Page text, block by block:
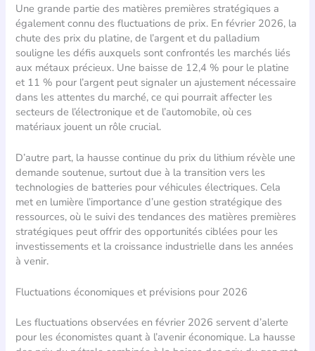
Une grande partie des matières premières stratégiques a
également connu des fluctuations de prix. En février 2026, la
chute des prix du platine, de l’argent et du palladium
souligne les défis auxquels sont confrontés les marchés liés
aux métaux précieux. Une baisse de 12,4 % pour le platine
et 11 % pour l’argent peut signaler un ajustement nécessaire
dans les attentes du marché, ce qui pourrait affecter les
secteurs de l’électronique et de l’automobile, où ces
matériaux jouent un rôle crucial.
D’autre part, la hausse continue du prix du lithium révèle une
demande soutenue, surtout due à la transition vers les
technologies de batteries pour véhicules électriques. Cela
met en lumière l’importance d’une gestion stratégique des
ressources, où le suivi des tendances des matières premières
stratégiques peut offrir des opportunités ciblées pour les
investissements et la croissance industrielle dans les années
à venir.
Fluctuations économiques et prévisions pour 2026
Les fluctuations observées en février 2026 servent d’alerte
pour les économistes quant à l’avenir économique. La hausse